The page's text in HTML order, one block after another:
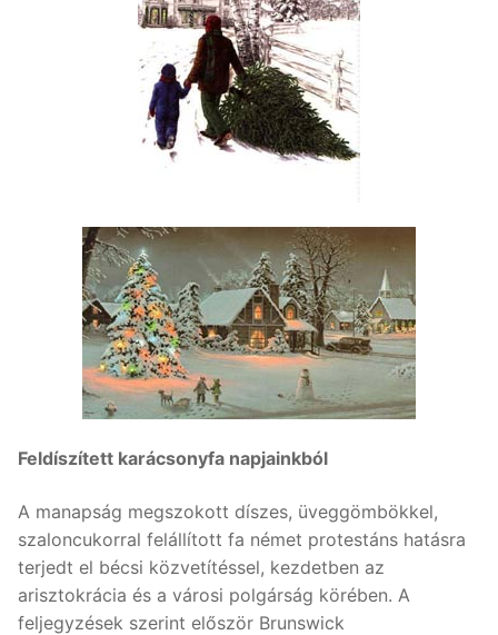
Feldíszített karácsonyfa napjainkból
A manapság megszokott díszes, üveggömbökkel,
szaloncukorral felállított fa német protestáns hatásra
terjedt el bécsi közvetítéssel, kezdetben az
arisztokrácia és a városi polgárság körében. A
feljegyzések szerint először Brunswick